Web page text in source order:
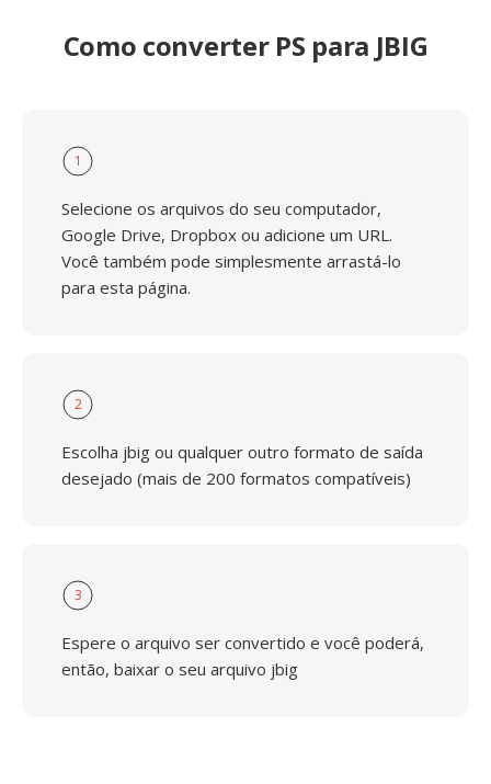
Como converter PS para JBIG
1
Selecione os arquivos do seu computador,
Google Drive, Dropbox ou adicione um URL.
Você também pode simplesmente arrastá-lo
para esta página.
2
Escolha jbig ou qualquer outro formato de saída
desejado (mais de 200 formatos compatíveis)
3
Espere o arquivo ser convertido e você poderá,
então, baixar o seu arquivo jbig